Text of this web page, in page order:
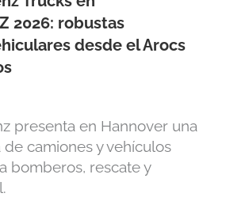
2026: robustas
desde el Arocs
presenta en Hannover una
camiones y vehículos
bomberos, rescate y